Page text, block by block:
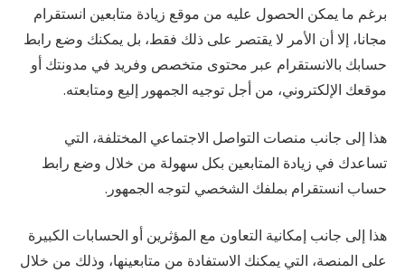
برغم ما يمكن الحصول عليه من موقع زيادة متابعين انستقرام
مجانا، إلا أن الأمر لا يقتصر على ذلك فقط، بل يمكنك وضع رابط
حسابك بالانستقرام عبر محتوى متخصص وفريد في مدونتك أو
موقعك الإلكتروني، من أجل توجيه الجمهور إليع ومتابعته.
هذا إلى جانب منصات التواصل الاجتماعي المختلفة، التي
تساعدك في زيادة المتابعين بكل سهولة من خلال وضع رابط
حساب انستقرام بملفك الشخصي لتوجه الجمهور.
هذا إلى جانب إمكانية التعاون مع المؤثرين أو الحسابات الكبيرة
على المنصة، التي يمكنك الاستفادة من متابعينها، وذلك من خلال